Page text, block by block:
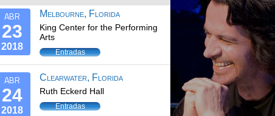
ABR
23
2018
Melbourne, Florida
King Center for the Performing
Arts
Entradas
ABR
24
2018
Clearwater, Florida
Ruth Eckerd Hall
Entradas